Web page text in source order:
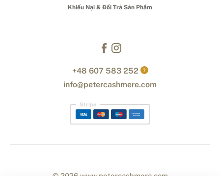
Khiếu Nại & Đổi Trả Sản Phẩm
+48 607 583 252 ?
info@petercashmere.com
Stripe